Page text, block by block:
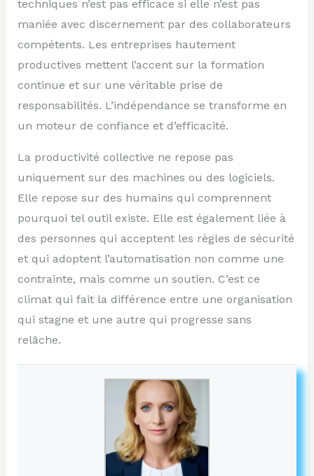
techniques n’est pas efficace si elle n’est pas
maniée avec discernement par des collaborateurs
compétents. Les entreprises hautement
productives mettent l’accent sur la formation
continue et sur une véritable prise de
responsabilités. L’indépendance se transforme en
un moteur de confiance et d’efficacité.
La productivité collective ne repose pas
uniquement sur des machines ou des logiciels.
Elle repose sur des humains qui comprennent
pourquoi tel outil existe. Elle est également liée à
des personnes qui acceptent les règles de sécurité
et qui adoptent l’automatisation non comme une
contrainte, mais comme un soutien. C’est ce
climat qui fait la différence entre une organisation
qui stagne et une autre qui progresse sans
relâche.